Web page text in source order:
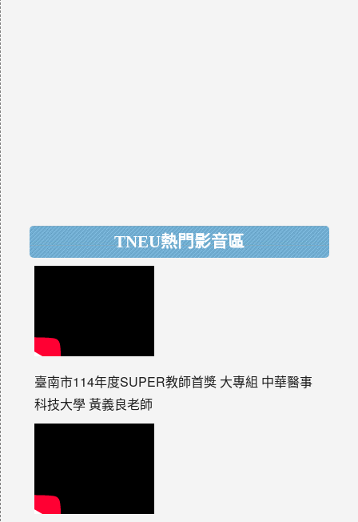
TNEU熱門影音區
臺南市114年度SUPER教師首獎 大專組 中華醫事
科技大學 黃義良老師